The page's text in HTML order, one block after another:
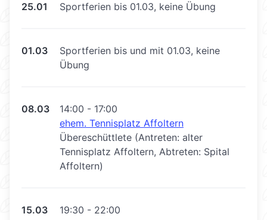
25.01 Sportferien bis 01.03, keine Übung
01.03
Sportferien bis und mit 01.03, keine
Übung
08.03
14:00 - 17:00
ehem. Tennisplatz Affoltern
Übereschüttlete (Antreten: alter
Tennisplatz Affoltern, Abtreten: Spital
Affoltern)
15.03
19:30 - 22:00